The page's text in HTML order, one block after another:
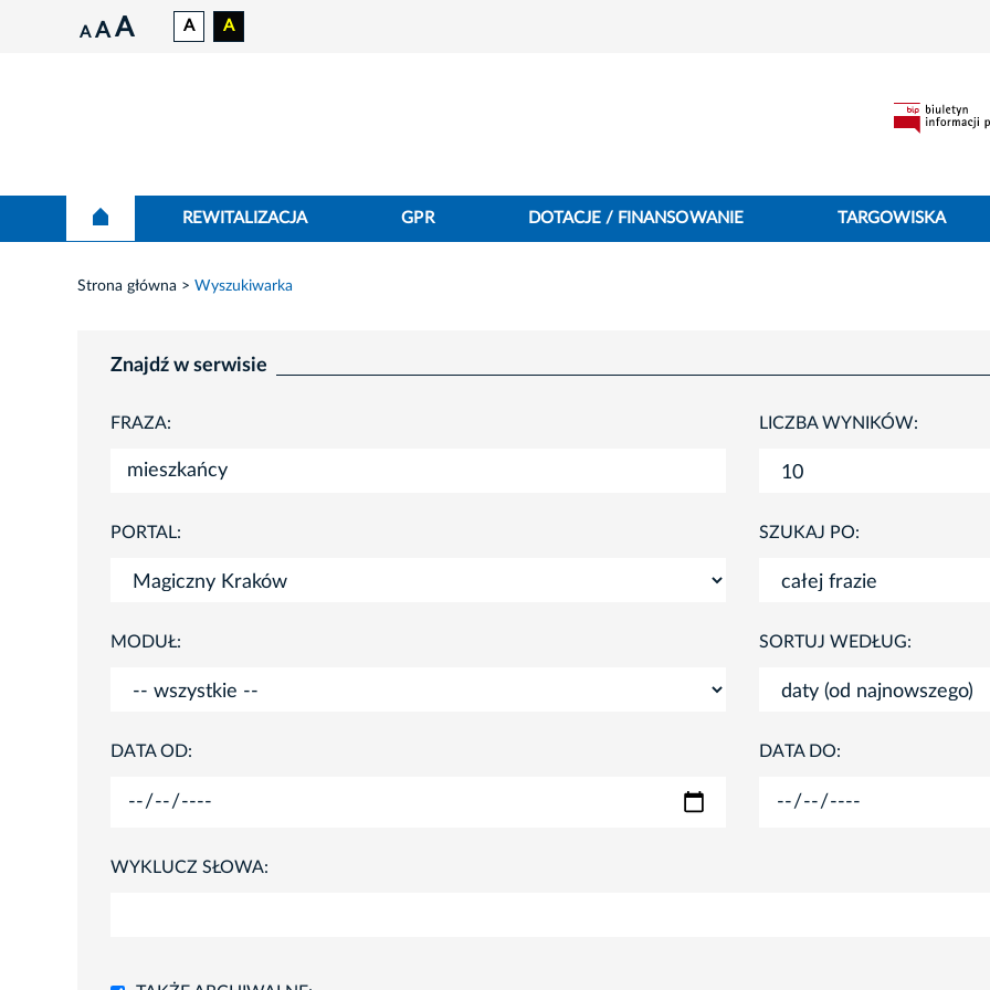
A A A A A
REWITALIZACJA GPR DOTACJE / FINANSOWANIE TARGOWISKA
Strona główna Wyszukiwarka
Znajdź w serwisie
FRAZA: LICZBA WYNIKÓW:
PORTAL: SZUKAJ PO:
MODUŁ: SORTUJ WEDŁUG:
DATA OD: DATA DO:
WYKLUCZ SŁOWA: